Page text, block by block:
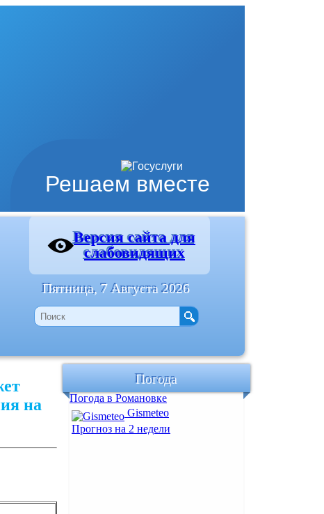
Решаем вместе
Версия сайта для
слабовидящих
Пятница, 7 Августа 2026
на
Погода
Погода в Романовке
Gismeteo
Прогноз на 2 недели